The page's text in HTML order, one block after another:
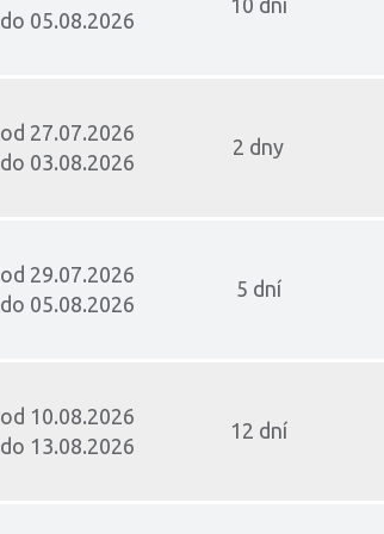
do 05.08.2026
10 dní
od 27.07.2026
do 03.08.2026
2 dny
od 29.07.2026
do 05.08.2026
5 dní
od 10.08.2026
do 13.08.2026
12 dní